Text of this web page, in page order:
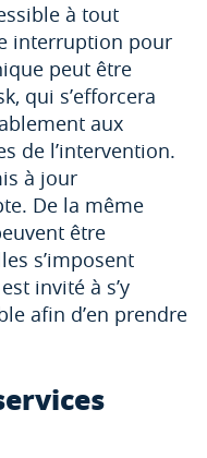
à tout
interruption pour
peut être
qui s’efforcera
aux
de l’intervention.
à jour
De la même
être
s’imposent
invité à s’y
afin d’en prendre